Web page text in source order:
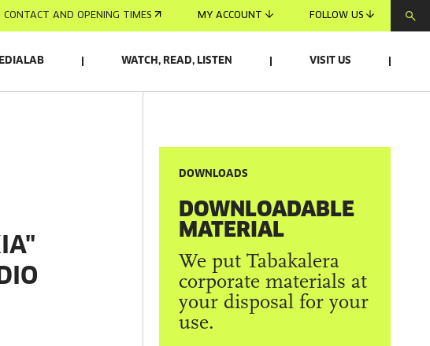
CONTACT AND OPENING TIMES MY ACCOUNT FOLLOW US
WATCH, READ, LISTEN VISIT US
DOWNLOADS
DOWNLOADABLE
MATERIAL
We put Tabakalera
corporate materials at
your disposal for your
use.